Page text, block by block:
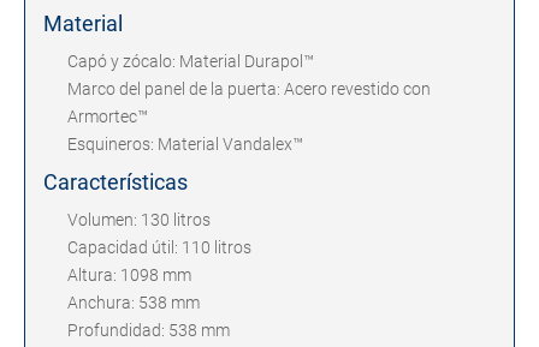
Material
Capó y zócalo: Material Durapol™
Marco del panel de la puerta: Acero revestido con
Armortec™
Esquineros: Material Vandalex™
Características
Volumen: 130 litros
Capacidad útil: 110 litros
Altura: 1098 mm
Anchura: 538 mm
Profundidad: 538 mm